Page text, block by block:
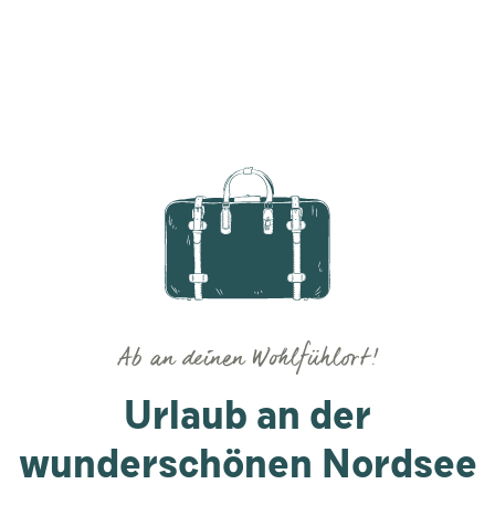
Urlaub an der
wunderschönen Nordsee
Ab an deinen Wohlfühlort!